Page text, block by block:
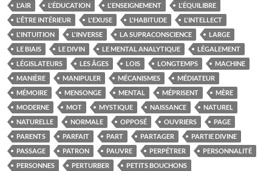
L'AIR
L'ÉDUCATION L'ENSEIGNEMENT
L'ÉQUILIBRE
L'ÊTRE INTÉRIEUR
L'EXUSE L'HABITUDE
L'INTELLECT
L'INTUITION
L'INVERSE LA SUPRACONSCIENCE
LARGE
LE BIAIS
LE DIVIN LE MENTAL ANALYTIQUE
LÉGALEMENT
LÉGISLATEURS
LES ÂGES LOIS LONGTEMPS
MACHINE
MANIÈRE
MANIPULER MÉCANISMES
MÉDIATEUR
MÉMOIRE
MENSONGE MENTAL MÉPRISENT
MÈRE
MODERNE
MOT MYSTIQUE NAISSANCE
NATUREL
NATURELLE
NORMALE OPPOSÉ OUVRIERS
PAGE
PARENTS
PARFAIT PART PARTAGER
PARTIE DIVINE
PASSAGE
PATRON PAUVRE PERPÉTRER
PERSONNALITÉ
PERSONNES
PERTURBER
PETITS BOUCHONS